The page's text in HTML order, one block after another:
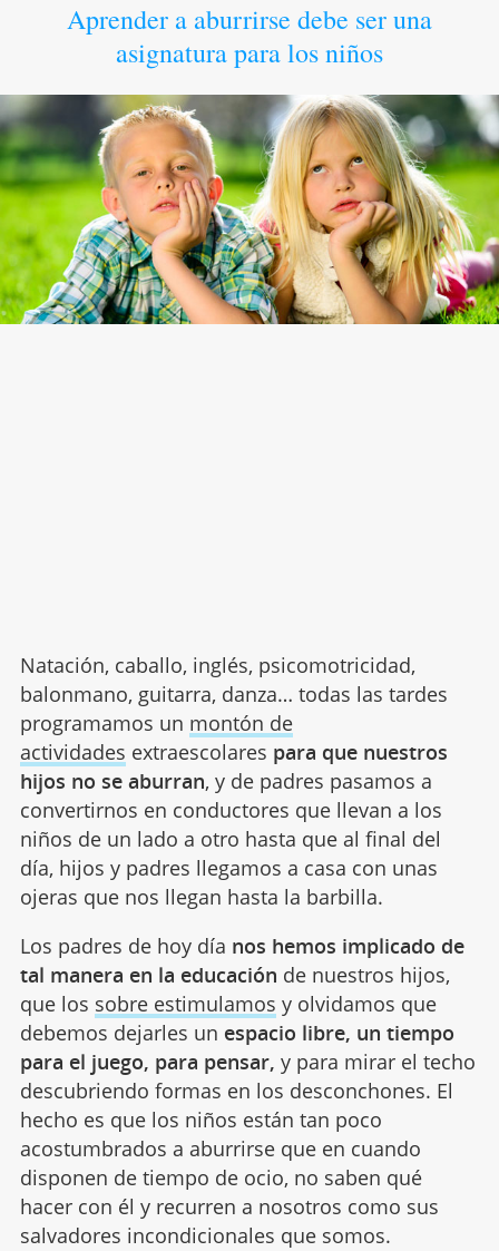
Aprender a aburrirse debe ser una
asignatura para los niños
Natación, caballo, inglés, psicomotricidad,
balonmano, guitarra, danza… todas las tardes
programamos un montón de
actividades extraescolares para que nuestros
hijos no se aburran, y de padres pasamos a
convertirnos en conductores que llevan a los
niños de un lado a otro hasta que al final del
día, hijos y padres llegamos a casa con unas
ojeras que nos llegan hasta la barbilla.
Los padres de hoy día nos hemos implicado de
tal manera en la educación de nuestros hijos,
que los sobre estimulamos y olvidamos que
debemos dejarles un espacio libre, un tiempo
para el juego, para pensar, y para mirar el techo
descubriendo formas en los desconchones. El
hecho es que los niños están tan poco
acostumbrados a aburrirse que en cuando
disponen de tiempo de ocio, no saben qué
hacer con él y recurren a nosotros como sus
salvadores incondicionales que somos.